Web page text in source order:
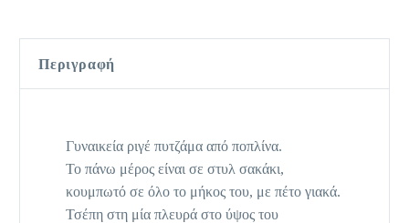
Περιγραφή
Γυναικεία ριγέ πυτζάμα από ποπλίνα.
Το πάνω μέρος είναι σε στυλ σακάκι,
κουμπωτό σε όλο το μήκος του, με πέτο γιακά.
Τσέπη στη μία πλευρά στο ύψος του